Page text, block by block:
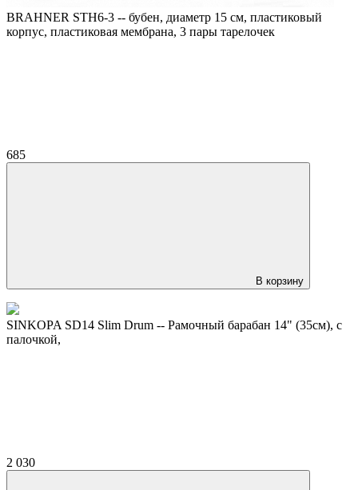
BRAHNER STH6-3 -- бубен, диаметр 15 см, пластиковый
корпус, пластиковая мембрана, 3 пары тарелочек
685
В корзину
SINKOPA SD14 Slim Drum -- Рамочный барабан 14" (35см), с
палочкой,
2 030